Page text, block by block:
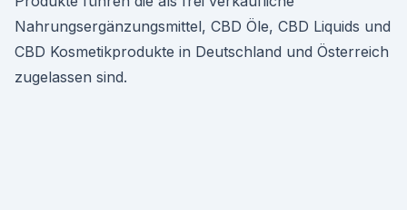
Nahrungsergänzungsmittel, CBD Öle, CBD Liquids und
CBD Kosmetikprodukte in Deutschland und Österreich
zugelassen sind.